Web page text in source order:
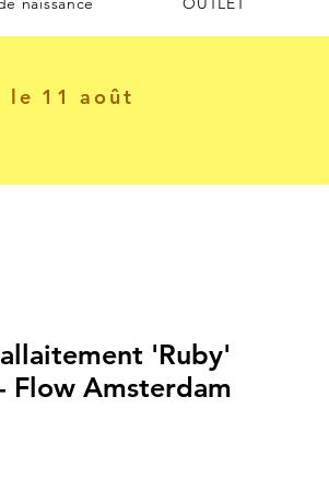
le 11 août
'Ruby'
Flow Amsterdam